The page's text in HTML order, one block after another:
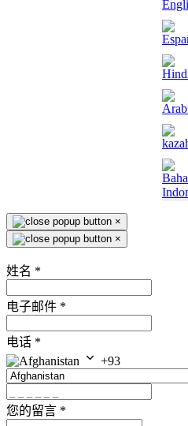
×
×
姓名 *
电子邮件 *
电话 *
+93
您的留言 *